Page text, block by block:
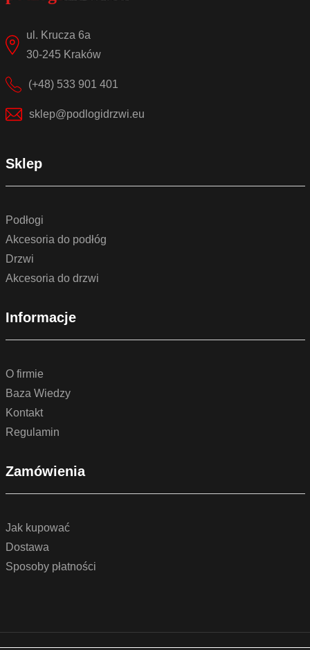
ul. Krucza 6a
30-245 Kraków
(+48) 533 901 401
sklep@podlogidrzwi.eu
Sklep
Podłogi
Akcesoria do podłóg
Drzwi
Akcesoria do drzwi
Informacje
O firmie
Baza Wiedzy
Kontakt
Regulamin
Zamówienia
Jak kupować
Dostawa
Sposoby płatności